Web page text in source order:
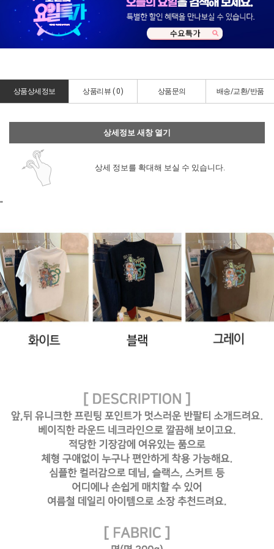
상품상세정보 상품리뷰 ( 0) 상품문의 배송/교환/반품
상세정보 새창 열기
상세 정보를 확대해 보실 수 있습니다.
"